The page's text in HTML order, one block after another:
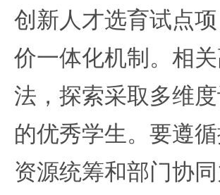
创新人才选育试点
价一体化机制。相
法，探索采取多维
的优秀学生。要遵
资源统筹和部门协